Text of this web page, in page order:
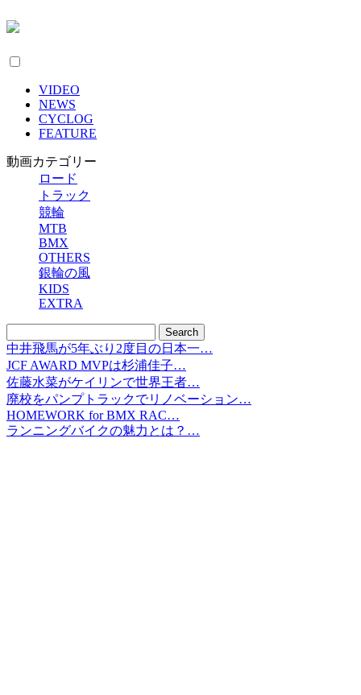
VIDEO
NEWS
CYCLOG
FEATURE
動画カテゴリー
ロード
トラック
競輪
MTB
BMX
OTHERS
銀輪の風
KIDS
EXTRA
中井飛馬が5年ぶり2度目の日本一…
JCF AWARD MVPは杉浦佳子…
佐藤水菜がケイリンで世界王者…
廃校をパンプトラックでリノベーション…
HOMEWORK for BMX RAC…
ランニングバイクの魅力とは？…